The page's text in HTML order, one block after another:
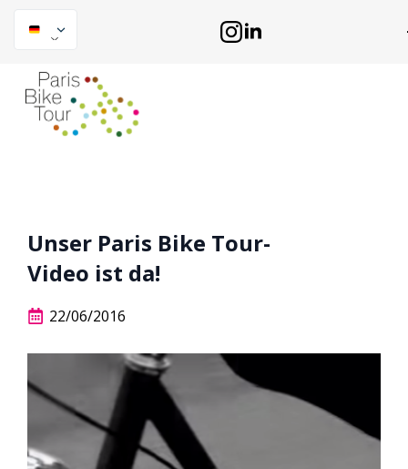
Unser Paris Bike Tour-
Video ist da!
22/06/2016